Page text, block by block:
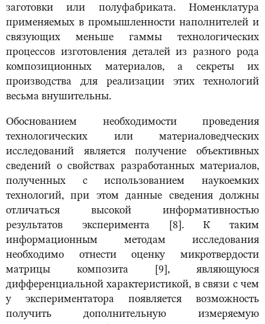
заготовки или полуфабриката. Номенклатура
применяемых в промышленности наполнителей и
связующих меньше гаммы технологических
процессов изготовления деталей из разного рода
композиционных материалов, а секреты их
производства для реализации этих технологий
весьма внушительны.
Обоснованием необходимости проведения
технологических или материаловедческих
исследований является получение объективных
сведений о свойствах разработанных материалов,
полученных с использованием наукоемких
технологий, при этом данные сведения должны
отличаться высокой информативностью
результатов эксперимента [8]. К таким
информационным методам исследования
необходимо отнести оценку микротвердости
матрицы композита [9], являющуюся
дифференциальной характеристикой, в связи с чем
у экспериментатора появляется возможность
получить дополнительную измеряемую